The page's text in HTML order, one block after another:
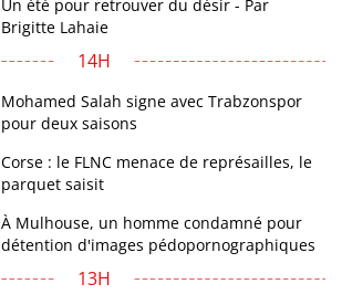
Un été pour retrouver du désir - Par
Brigitte Lahaie
14H
Mohamed Salah signe avec Trabzonspor
pour deux saisons
Corse : le FLNC menace de représailles, le
parquet saisit
À Mulhouse, un homme condamné pour
détention d'images pédopornographiques
13H